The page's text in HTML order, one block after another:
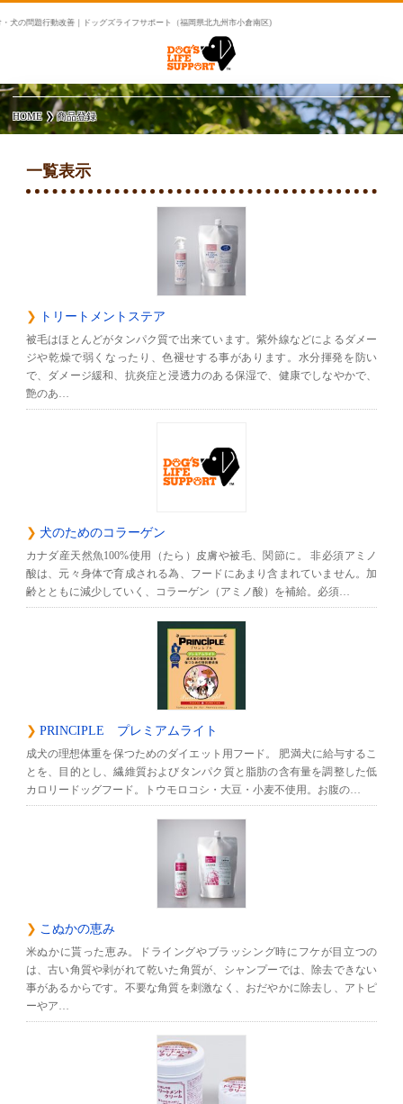
犬の問題行動改善｜ドッグズライフサポート（福岡県北九州市小倉南区)
HOME 商品登録
一覧表示
トリートメントステア
被毛はほとんどがタンパク質で出来ています。紫外線などによるダメー
ジや乾燥で弱くなったり、色褪せする事があります。水分揮発を防い
で、ダメージ緩和、抗炎症と浸透力のある保湿で、健康でしなやかで、
艶のあ…
犬のためのコラーゲン
カナダ産天然魚100%使用（たら）皮膚や被毛、関節に。 非必須アミノ
酸は、元々身体で育成される為、フードにあまり含まれていません。加
齢とともに減少していく、コラーゲン（アミノ酸）を補給。必須…
PRINCIPLE プレミアムライト
成犬の理想体重を保つためのダイエット用フード。 肥満犬に給与するこ
とを、目的とし、繊維質およびタンパク質と脂肪の含有量を調整した低
カロリードッグフード。トウモロコシ・大豆・小麦不使用。お腹の…
こぬかの恵み
米ぬかに貰った恵み。ドライングやブラッシング時にフケが目立つの
は、古い角質や剥がれて乾いた角質が、シャンプーでは、除去できない
事があるからです。不要な角質を刺激なく、おだやかに除去し、アトピ
ーやア…